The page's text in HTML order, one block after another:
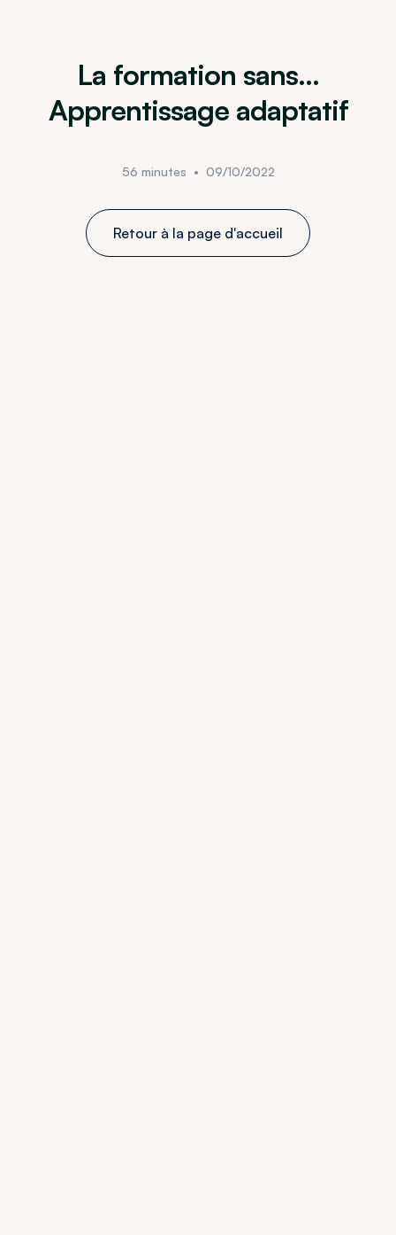
La formation sans…
Apprentissage adaptatif
56 minutes • 09/10/2022
Retour à la page d'accueil